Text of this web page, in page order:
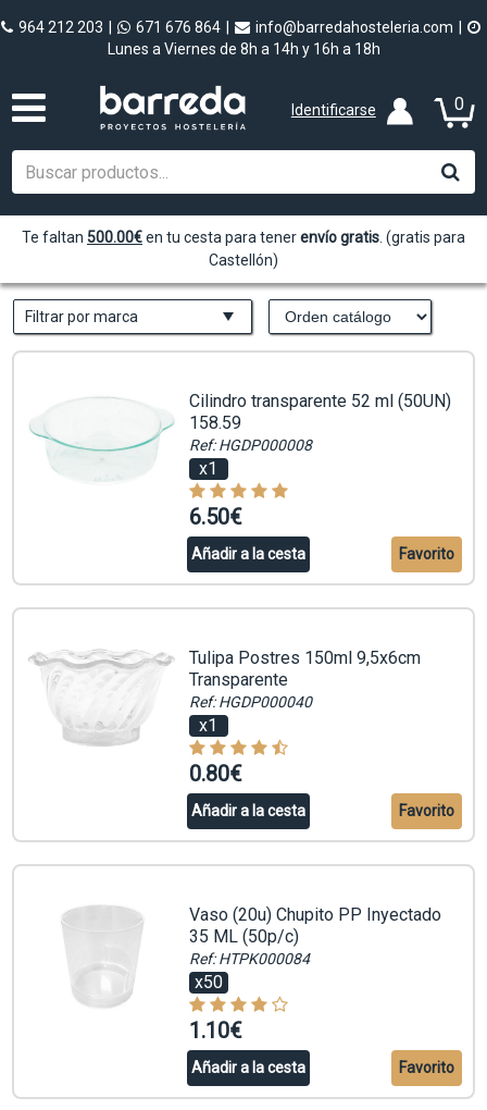
964 212 203 671 676 864 info@barredahosteleria.com
Lunes a Viernes de 8h a 14h y 16h a 18h
0
Identificarse
Te faltan 500.00€en tu cesta para tenerenvío gratis. (gratis para
Castellón)
Filtrar por marca
Cilindro transparente 52 ml (50UN)
158.59
Ref: HGDP000008
x1
6.50€
Añadir a la cesta Favorito
Tulipa Postres 150ml 9,5x6cm
Transparente
Ref: HGDP000040
x1
0.80€
Añadir a la cesta Favorito
Vaso (20u) Chupito PP Inyectado
35 ML (50p/c)
Ref: HTPK000084
x50
1.10€
Añadir a la cesta Favorito